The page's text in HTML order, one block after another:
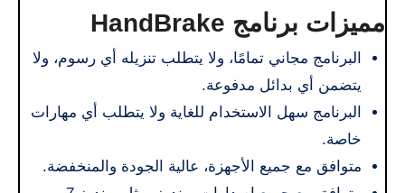
مميزات برنامج HandBrake
البرنامج مجاني تمامًا، ولا يتطلب تنزيله أي رسوم، ولا
يتضمن أي بدائل مدفوعة.
البرنامج سهل الاستخدام للغاية ولا يتطلب أي مهارات
خاصة.
متوافق مع جميع الأجهزة، عالية الجودة والمنخفضة.